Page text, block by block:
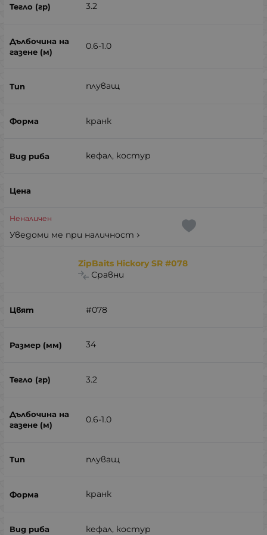
3.2
0.6-1.0
плуващ
кранк
кефал, костур
Неналичен
Уведоми ме при наличност
ZipBaits Hickory SR #078
Сравни
#078
34
3.2
0.6-1.0
плуващ
кранк
кефал, костур